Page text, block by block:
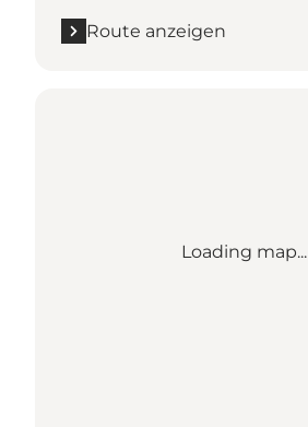
Route anzeigen
Loading map...